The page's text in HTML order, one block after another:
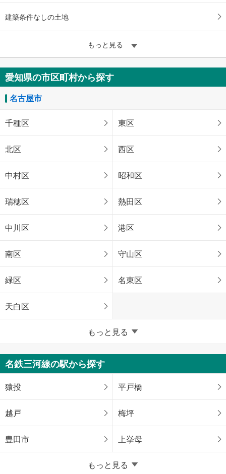
建築条件なしの土地
もっと見る
愛知県の市区町村から探す
名古屋市
千種区 東区
北区 西区
中村区 昭和区
瑞穂区 熱田区
中川区 港区
南区 守山区
緑区 名東区
天白区
愛知県のそのほかの地域
豊橋市 岡崎市
一宮市 春日井市
豊川市 刈谷市
豊田市 安城市
蒲郡市
もっと見る
名鉄三河線の駅から探す
猿投 平戸橋
越戸 梅坪
豊田市 上挙母
もっと見る